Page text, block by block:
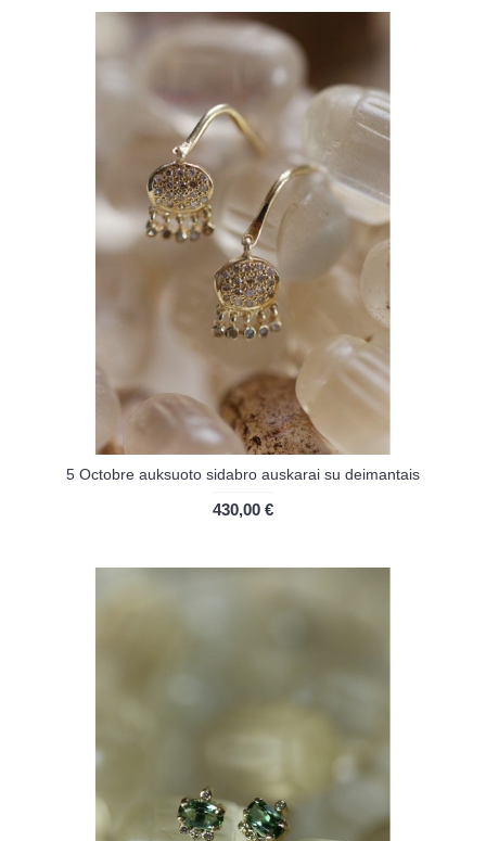
5 Octobre auksuoto sidabro auskarai su deimantais
430,00 €